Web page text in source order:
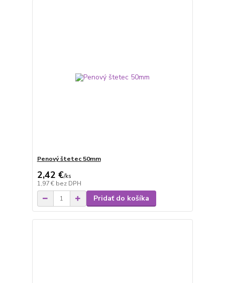
Penový štetec 50mm
2,42 €/ks
1,97 € bez DPH
Pridať do košíka